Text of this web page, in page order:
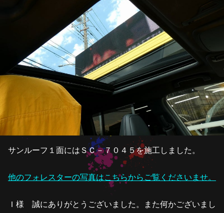
サンルーフ１面にはＳＣ－７０４５を施工しました。
他のフォレスターの写真はこちらからご覧くださいませ。
Ｉ様 誠にありがとうございました。また何かございまし